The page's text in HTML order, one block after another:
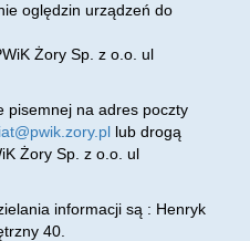
oględzin urządzeń do
Żory Sp. z o.o. ul
pisemnej na adres poczty
lub drogą
Żory Sp. z o.o. ul
informacji są : Henryk
40.